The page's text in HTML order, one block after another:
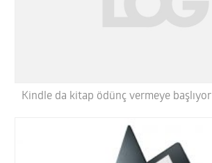
Kindle da kitap ödünç vermeye başlıyor